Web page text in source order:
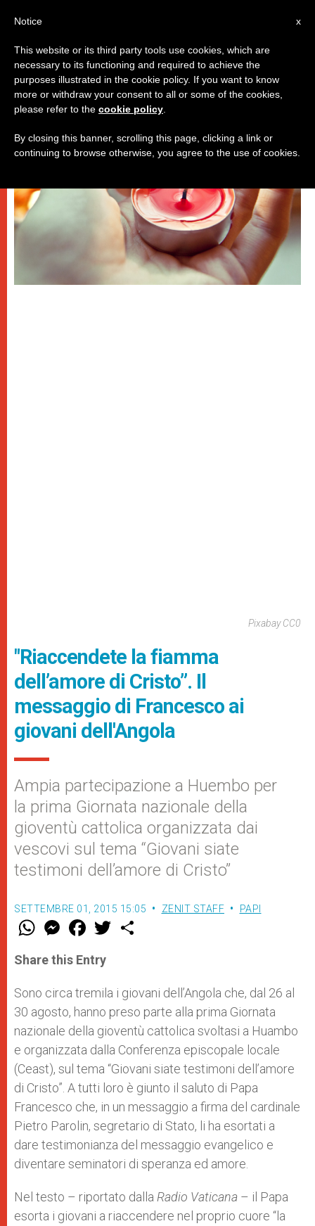
PAPI
Pixabay CC0
"Riaccendete la fiamma
dell’amore di Cristo”. Il
messaggio di Francesco ai
giovani dell'Angola
Ampia partecipazione a Huembo per
la prima Giornata nazionale della
gioventù cattolica organizzata dai
vescovi sul tema “Giovani siate
testimoni dell’amore di Cristo”
SETTEMBRE 01, 2015 15:05 ZENIT STAFF PAPI
W
t
s
p
p
M
e
s
e
g
e
r
F
a
e
b
o
k
w
r
Share this Entry
Sono circa tremila i giovani dell’Angola che, dal 26 al
30 agosto, hanno preso parte alla prima Giornata
nazionale della gioventù cattolica svoltasi a Huambo
e organizzata dalla Conferenza episcopale locale
(Ceast), sul tema “Giovani siate testimoni dell’amore
di Cristo”. A tutti loro è giunto il saluto di Papa
Francesco che, in un messaggio a firma del cardinale
Pietro Parolin, segretario di Stato, li ha esortati a
dare testimonianza del messaggio evangelico e
diventare seminatori di speranza ed amore.
Nel testo – riportato dalla Radio Vaticana – il Papa
esorta i giovani a riaccendere nel proprio cuore “la
x
Notice
This website or its third party tools use cookies, which are
necessary to its functioning and required to achieve the
purposes illustrated in the cookie policy. If you want to know
more or withdraw your consent to all or some of the cookies,
please refer to the cookie policy
By closing this banner, scrolling this page, clicking a link or
continuing to browse otherwise, you agree to the use of cookies.